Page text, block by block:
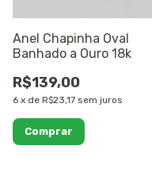
Anel Chapinha Oval
Banhado a Ouro 18k
R$139,00
6 x de R$23,17 sem juros
Comprar